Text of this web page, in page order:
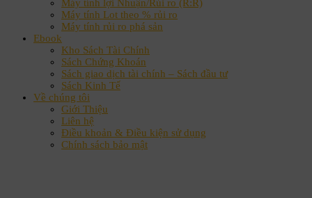
Máy tính lợi Nhuận/Rủi ro (R:R)
Máy tính Lot theo % rủi ro
Máy tính rủi ro phá sản
Ebook
Kho Sách Tài Chính
Sách Chứng Khoán
Sách giao dịch tài chính – Sách đầu tư
Sách Kinh Tế
Về chúng tôi
Giới Thiệu
Liên hệ
Điều khoản & Điều kiện sử dụng
Chính sách bảo mật